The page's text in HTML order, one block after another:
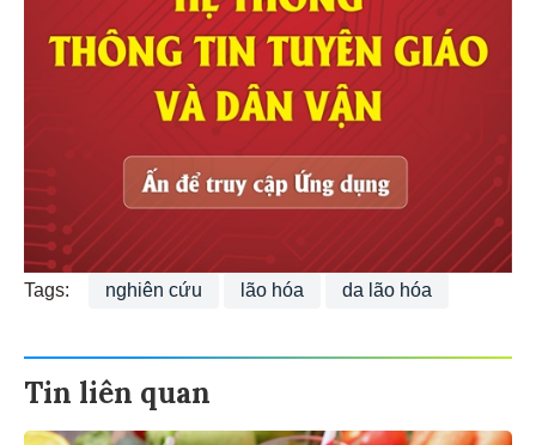
Tags: nghiên cứu lão hóa da lão hóa
Tin liên quan